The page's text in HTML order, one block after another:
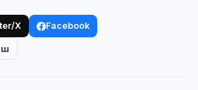
X Facebook